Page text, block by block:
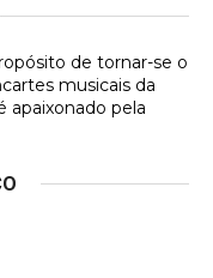
aqui, me
de tornar-se o
musicais da
apaixonado pela